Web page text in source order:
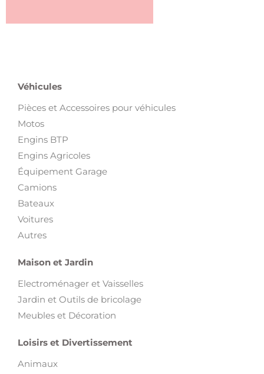
Véhicules
Pièces et Accessoires pour véhicules
Motos
Engins BTP
Engins Agricoles
Équipement Garage
Camions
Bateaux
Voitures
Autres
Maison et Jardin
Electroménager et Vaisselles
Jardin et Outils de bricolage
Meubles et Décoration
Loisirs et Divertissement
Animaux